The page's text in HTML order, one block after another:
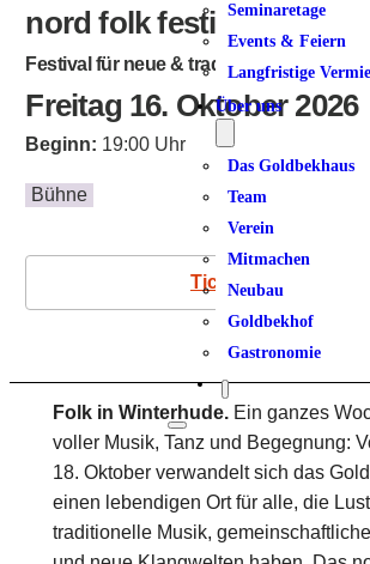
Seminaretage
Events & Feiern
Langfristige
Über uns
Das Goldbekhaus
Team
Verein
Mitmachen
Neubau
Goldbekhof
Gastronomie
nord folk festival
Festival für neue & traditionelle
Freitag 16. Oktober 2026
Beginn: 19:00 Uhr
Bühne
Tickets
Folk in Winterhude.Ein ganzes
voller Musik, Tanz und Begegnung:
18. Oktober verwandelt sich das
einen lebendigen Ort für alle, die
traditionelle Musik,